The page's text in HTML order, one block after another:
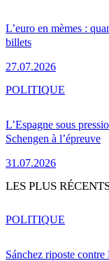
L’euro en mèmes :
billets
27.07.2026
L’Espagne sous
Schengen à l’épreuve
31.07.2026
POLITIQUE
LES PLUS
Sánchez riposte
POLITIQUE